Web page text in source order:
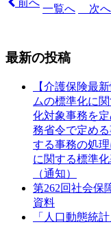
前へ
一覧へ 次へ
最新の投稿
【介護保険最
ムの標準化に
化対象事務を
務省令で定め
する事務の処
に関する標準
（通知）
第262回社会保
資料
「人口動態統